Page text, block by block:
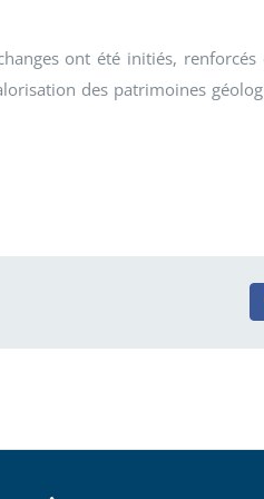
ont été initiés,
des patrimoines